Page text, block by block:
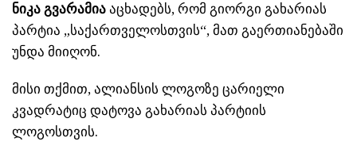
ნიკა გვარამია აცხადებს, რომ გიორგი გახარიას
პარტია „საქართველოსთვის“, მათ გაერთიანებაში
უნდა მიიღონ.
მისი თქმით, ალიანსის ლოგოზე ცარიელი
კვადრატიც დატოვა გახარიას პარტიის
ლოგოსთვის.